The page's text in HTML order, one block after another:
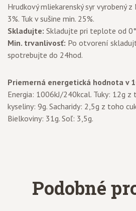
Hrudkový mliekarenský syr vyrobený
3%. Tuk v sušine min. 25%.
Skladujte: Skladujte pri teplote od
Min. trvanlivosť: Po otvorení
spotrebujte do 24hod.
Priemerná energetická hodnota v
Energia: 1006kJ/240kcal. Tuky: 12g
kyseliny: 9g. Sacharidy: 2,5g z toho
Bielkoviny: 31g. Soľ: 3,5g.
Podobné